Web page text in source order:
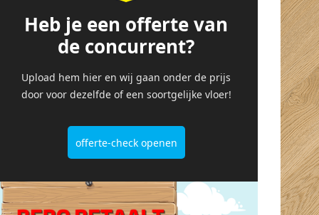
Heb je een offerte van
de concurrent?
Upload hem hier en wij gaan onder de prijs
door voor dezelfde of een soortgelijke vloer!
offerte-check openen